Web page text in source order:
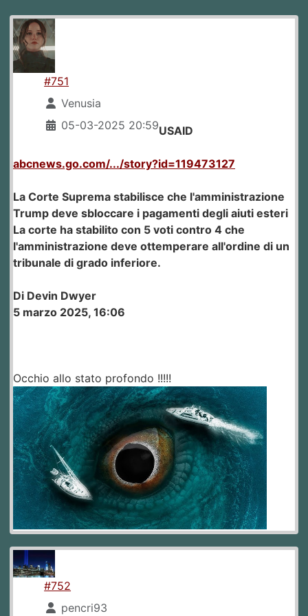
#751
Venusia
05-03-2025 20:59USAID
abcnews.go.com/.../story?id=119473127
La Corte Suprema stabilisce che l'amministrazione
Trump deve sbloccare i pagamenti degli aiuti esteri
La corte ha stabilito con 5 voti contro 4 che
l'amministrazione deve ottemperare all'ordine di un
tribunale di grado inferiore.
Di Devin Dwyer
5 marzo 2025, 16:06
Occhio allo stato profondo !!!!!
#752
pencri93